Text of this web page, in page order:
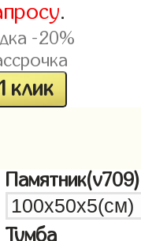
.
-20%
клик
Памятник(v709)
Тумба